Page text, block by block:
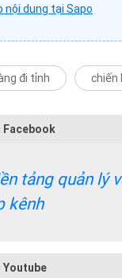
nội dung tại Sapo
đi tỉnh chiến
tảng quản lý
kênh